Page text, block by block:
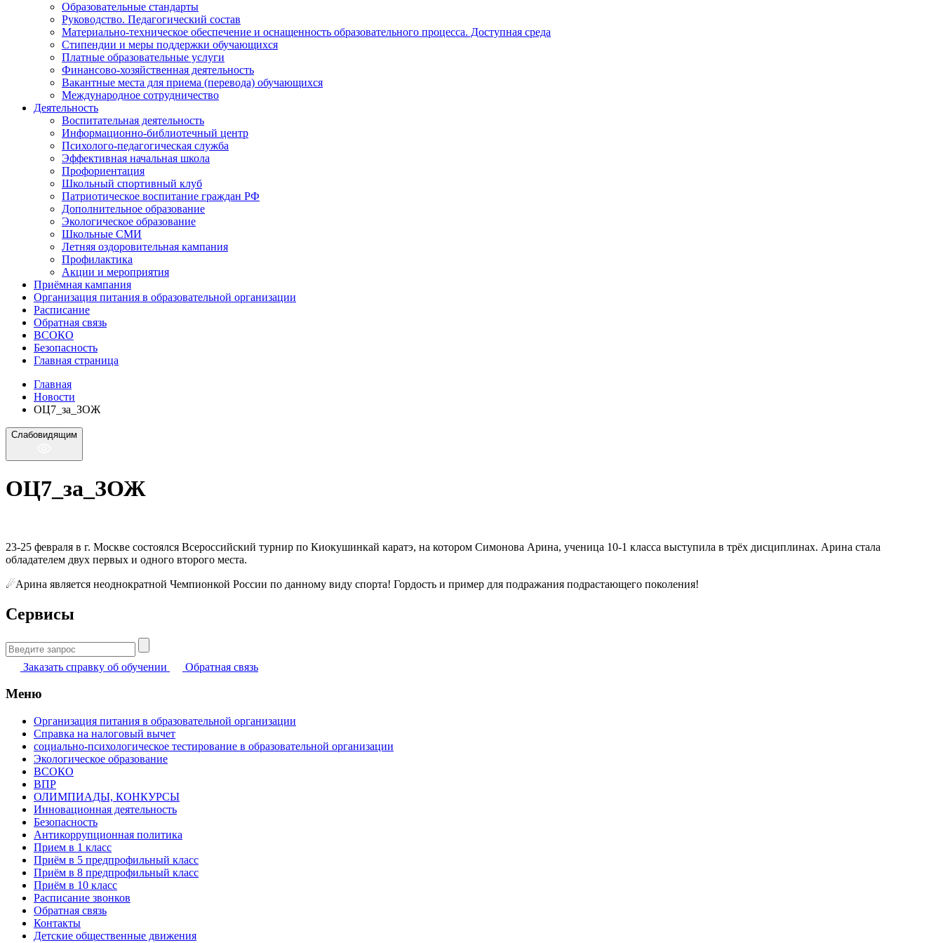
Образовательные стандарты
Руководство. Педагогический состав
Материально-техническое обеспечение и оснащенность образовательного процесса. Доступная среда
Стипендии и меры поддержки обучающихся
Платные образовательные услуги
Финансово-хозяйственная деятельность
Вакантные места для приема (перевода) обучающихся
Международное сотрудничество
Деятельность
Воспитательная деятельность
Информационно-библиотечный центр
Психолого-педагогическая служба
Эффективная начальная школа
Профориентация
Школьный спортивный клуб
Патриотическое воспитание граждан РФ
Дополнительное образование
Экологическое образование
Школьные СМИ
Летняя оздоровительная кампания
Профилактика
Акции и мероприятия
Приёмная кампания
Организация питания в образовательной организации
Расписание
Обратная связь
ВСОКО
Безопасность
Главная страница
Главная
Новости
ОЦ7_за_ЗОЖ
Слабовидящим
ОЦ7_за_ЗОЖ
23-25 февраля в г. Москве состоялся Всероссийский турнир по Киокушинкай каратэ, на котором Симонова Арина, ученица 10-1 класса выступила в трёх дисциплинах. Арина стала
обладателем двух первых и одного второго места.
☄Арина является неоднократной Чемпионкой России по данному виду спорта! Гордость и пример для подражания подрастающего поколения!
Сервисы
Найти:
Заказать справку об обучении
Обратная связь
Меню
Организация питания в образовательной организации
Справка на налоговый вычет
социально-психологическое тестирование в образовательной организации
Экологическое образование
ВСОКО
ВПР
ОЛИМПИАДЫ, КОНКУРСЫ
Инновационная деятельность
Безопасность
Антикоррупционная политика
Прием в 1 класс
Приём в 5 предпрофильный класс
Приём в 8 предпрофильный класс
Приём в 10 класс
Расписание звонков
Обратная связь
Контакты
Детские общественные движения